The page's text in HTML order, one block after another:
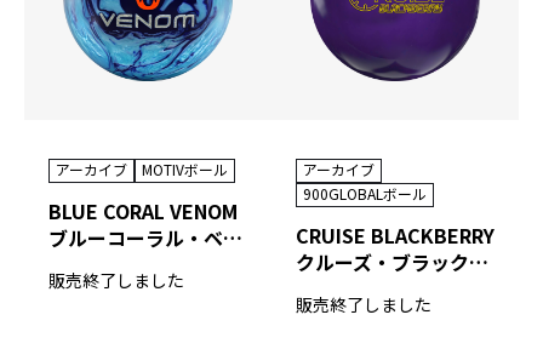
アーカイブ MOTIVボール
BLUE CORAL VENOM
ブルーコーラル・ベノム
販売終了しました
アーカイブ
900GLOBALボール
CRUISE BLACKBERRY
クルーズ・ブラックベリー
販売終了しました